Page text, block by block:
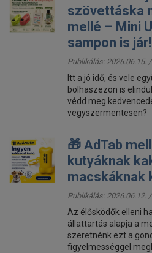
szövettáska
mellé – Mini
sampon is jár!
Publikálás: 2026.06.15.
Itt a jó idő, és vele
bolhaszezon is
védd meg
vegyszermentesen?
🎁 AdTab
kutyáknak
macskáknak
Publikálás: 2026.06.12.
Az élősködők elleni
állattartás alapja a
szeretnénk ezt a
figyelmességgel